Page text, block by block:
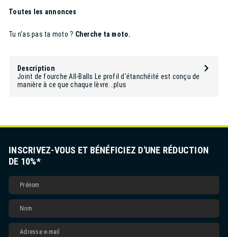
Toutes les annonces
Tu n'as pas ta moto ? Cherche ta moto.
Description
Joint de fourche All-Balls Le profil d'étanchéité est conçu de
manière à ce que chaque lèvre... plus
INSCRIVEZ-VOUS ET BÉNÉFICIEZ D'UNE RÉDUCTION
DE 10%*